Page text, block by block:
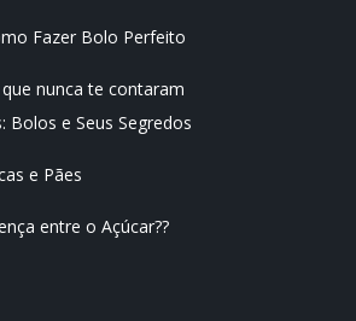
Fazer Bolo Perfeito
nunca te contaram
Bolos e Seus Segredos
e Pães
entre o Açúcar??